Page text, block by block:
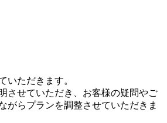
いただきます。
させていただき、お客様の疑問やご
がらプランを調整させていただきま